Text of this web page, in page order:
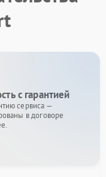
с гарантией
сервиса —
в договоре